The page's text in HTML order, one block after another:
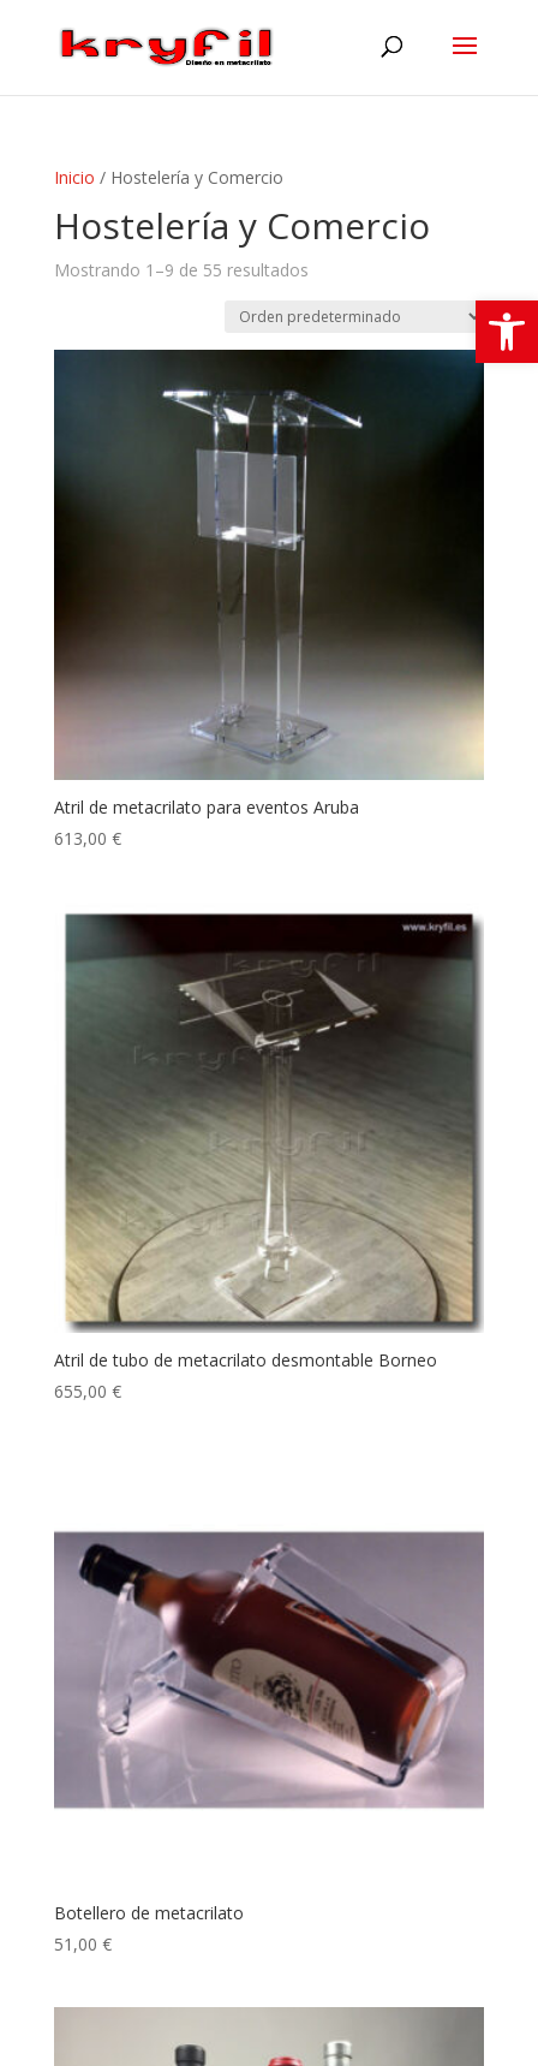
Inicio / Hostelería y Comercio
Hostelería y Comercio
Mostrando 1–9 de 55 resultados
Atril de metacrilato para eventos Aruba
613,00 €
Atril de tubo de metacrilato desmontable Borneo
655,00 €
Botellero de metacrilato
51,00 €